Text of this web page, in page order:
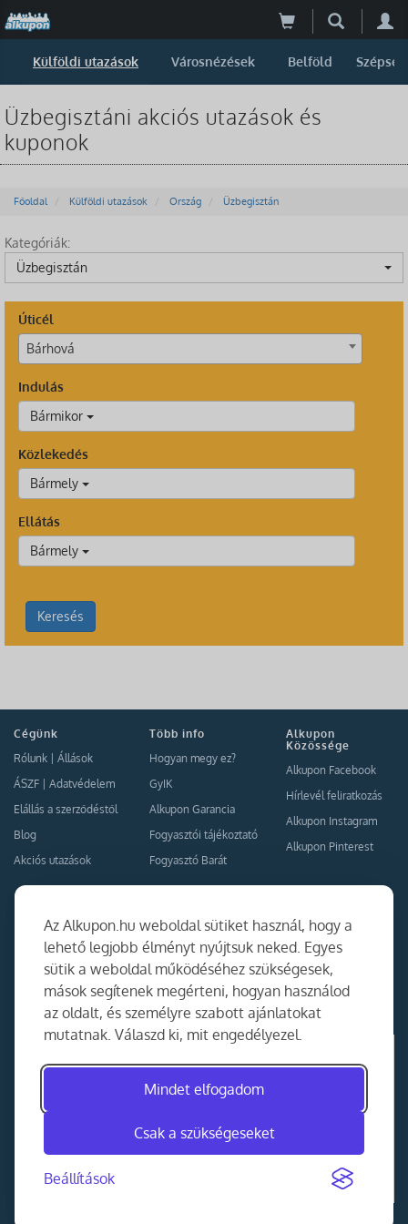
Az Alkupon.hu weboldal sütiket használ, hogy a
lehető legjobb élményt nyújtsuk neked. Egyes
sütik a weboldal működéséhez szükségesek,
mások segítenek megérteni, hogyan használod
az oldalt, és személyre szabott ajánlatokat
mutatnak. Válaszd ki, mit engedélyezel.
Mindet elfogadom
Csak a szükségeseket
Beállítások
Külföldi utazások Városnézések Belföld Szépség
Üzbegisztáni akciós utazások és
kuponok
Főoldal Külföldi utazások Ország Üzbegisztán
Kategóriák:
Üzbegisztán
Úticél
Bárhová
Indulás
Bármikor
Közlekedés
Bármely
Ellátás
Bármely
Keresés
Cégünk
Rólunk
Állások
ÁSZF
Adatvédelem
Elállás a szerződéstől
Blog
Akciós utazások
Több info
Hogyan megy ez?
GyIK
Alkupon Garancia
Fogyasztói tájékoztató
Fogyasztó Barát
Alkupon
Közössége
Alkupon Facebook
Hírlevél feliratkozás
Alkupon Instagram
Alkupon Pinterest
Együttműködés
Kapcsolat
Ajánlj nekünk!
Partner Belépés